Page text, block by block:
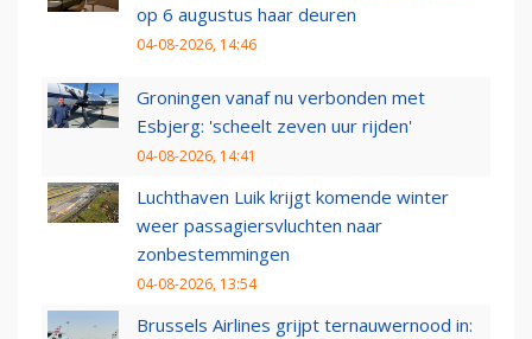
op 6 augustus haar deuren
04-08-2026, 14:46
Groningen vanaf nu verbonden met
Esbjerg: 'scheelt zeven uur rijden'
04-08-2026, 14:41
Luchthaven Luik krijgt komende winter
weer passagiersvluchten naar
zonbestemmingen
04-08-2026, 13:54
Brussels Airlines grijpt ternauwernood in: